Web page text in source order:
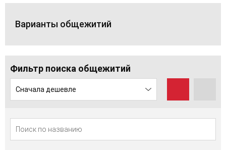
Варианты общежитий
Фильтр поиска общежитий
Сначала дешевле